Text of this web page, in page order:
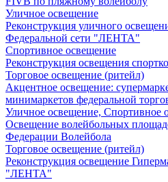
Уличное освещение
Реконструкция уличного
Федеральной сети "ЛЕНТА"
Спортивное освещение
Реконструкция освещения
Торговое освещение (ритейл)
Акцентное освещение:
минимаркетов федеральной
Уличное освещение, Спортивное
Освещение волейбольных
Федерации Волейбола
Торговое освещение (ритейл)
Реконструкция освещение
"ЛЕНТА"